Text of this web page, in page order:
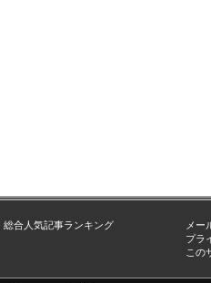
総合人気記事ランキング
メー
プラ
この